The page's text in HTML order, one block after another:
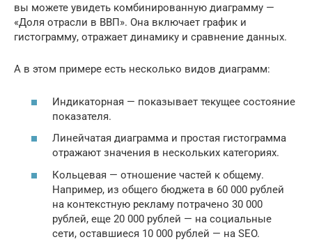
вы можете увидеть комбинированную диаграмму —
«Доля отрасли в ВВП». Она включает график и
гистограмму, отражает динамику и сравнение данных.
А в этом примере есть несколько видов диаграмм:
Индикаторная — показывает текущее состояние
показателя.
Линейчатая диаграмма и простая гистограмма
отражают значения в нескольких категориях.
Кольцевая — отношение частей к общему.
Например, из общего бюджета в 60 000 рублей
на контекстную рекламу потрачено 30 000
рублей, еще 20 000 рублей — на социальные
сети, оставшиеся 10 000 рублей — на SEO.